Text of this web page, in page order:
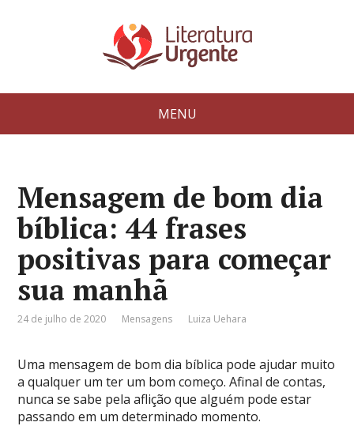
MENU
Mensagem de bom dia
bíblica: 44 frases
positivas para começar
sua manhã
24 de julho de 2020 Mensagens Luiza Uehara
Uma mensagem de bom dia bíblica pode ajudar muito
a qualquer um ter um bom começo. Afinal de contas,
nunca se sabe pela aflição que alguém pode estar
passando em um determinado momento.